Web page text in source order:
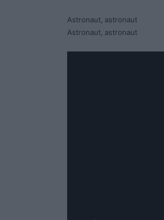
Astronaut, astronaut
Astronaut, astronaut